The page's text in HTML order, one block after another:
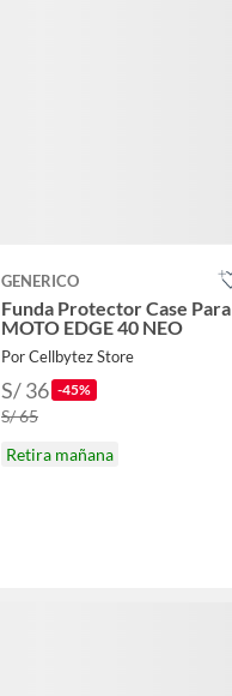
GENERICO
Funda Protector Case Para
MOTO EDGE 40 NEO
Por Cellbytez Store
S/ 36 -45%
S/ 65
Retira mañana